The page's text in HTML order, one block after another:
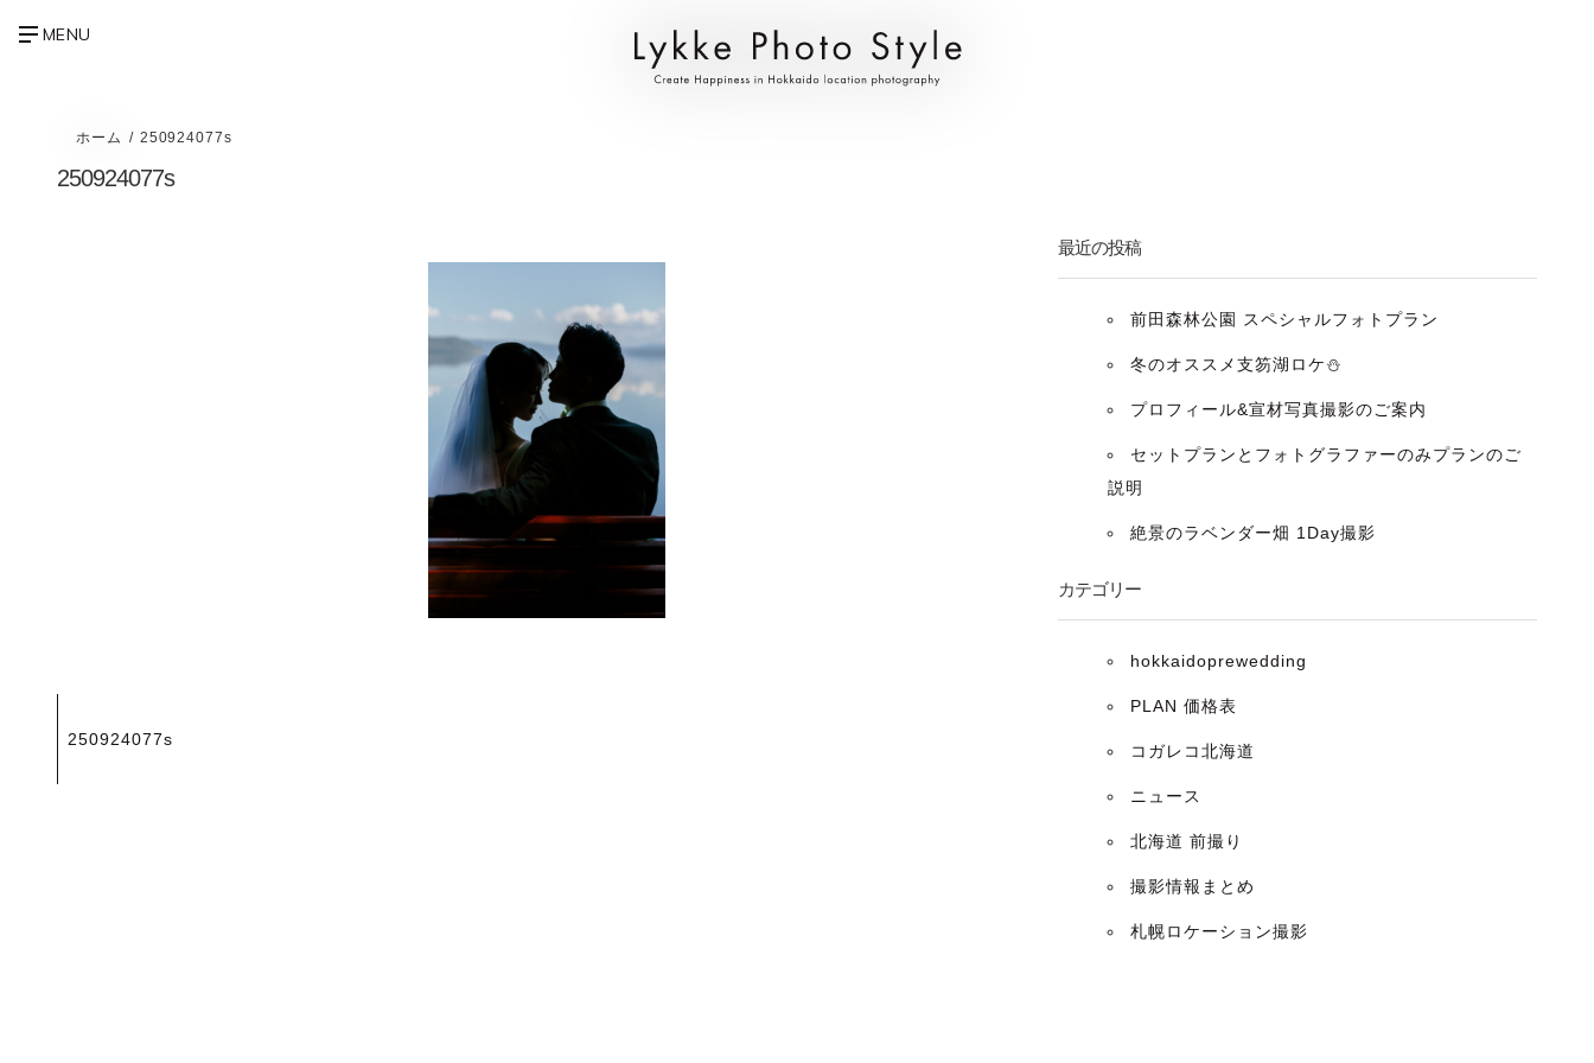
ホーム 250924077s
250924077s
稿
250924077s
最近の投稿
前田森林公園 スペシャルフォトプラン
冬のオススメ支笏湖ロケ⛄️
プロフィール&宣材写真撮影のご案内
セットプランとフォトグラファーのみプランのご
説明
絶景のラベンダー畑 1Day撮影
カテゴリー
hokkaidoprewedding
PLAN 価格表
コガレコ北海道
ニュース
北海道 前撮り
撮影情報まとめ
札幌ロケーション撮影